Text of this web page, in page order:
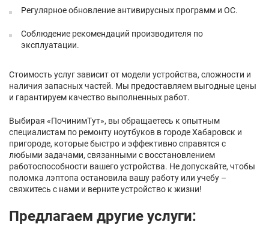
Регулярное обновление антивирусных программ и ОС.
Соблюдение рекомендаций производителя по
эксплуатации.
Стоимость услуг зависит от модели устройства, сложности и
наличия запасных частей. Мы предоставляем выгодные цены
и гарантируем качество выполненных работ.
Выбирая «ПочинимТут», вы обращаетесь к опытным
специалистам по ремонту ноутбуков в городе Хабаровск и
пригороде, которые быстро и эффективно справятся с
любыми задачами, связанными с восстановлением
работоспособности вашего устройства. Не допускайте, чтобы
поломка лэптопа остановила вашу работу или учебу –
свяжитесь с нами и верните устройство к жизни!
Предлагаем другие услуги: